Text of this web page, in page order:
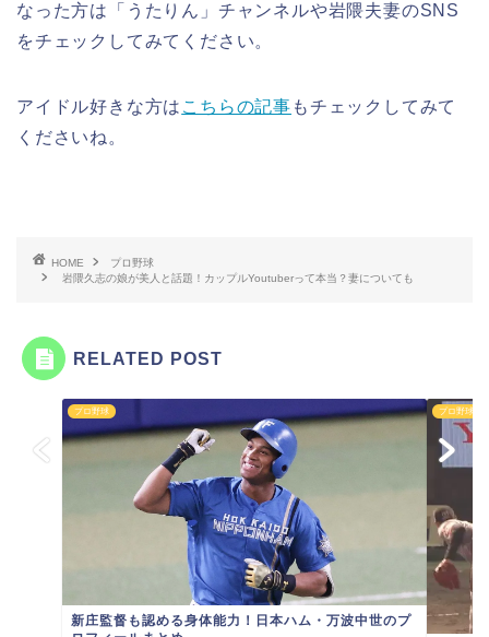
なった方は「うたりん」チャンネルや岩隈夫妻のSNS
をチェックしてみてください。
アイドル好きな方は こちらの記事 もチェックしてみて
くださいね。
HOME
プロ野球
岩隈久志の娘が美人と話題！カップルYoutuberって本当？妻についても
RELATED POST
プロ野球
新庄監督も認める身体能力！日本ハム・万波中世のプ
プロ野球